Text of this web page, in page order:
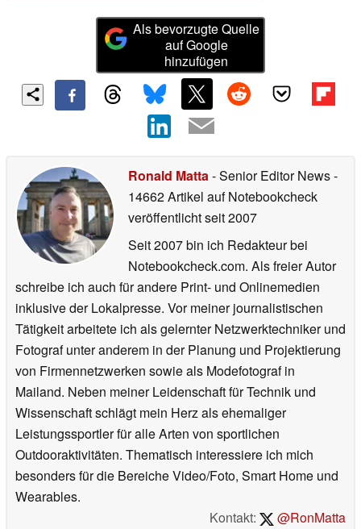
Als bevorzugte Quelle
auf Google
hinzufügen
Ronald Matta- Senior Editor News-
14662 Artikel auf Notebookcheck
veröffentlichtseit 2007
Seit 2007 bin ich Redakteur bei
Notebookcheck.com. Als freier Autor
schreibe ich auch für andere Print- und Onlinemedien
inklusive der Lokalpresse. Vor meiner journalistischen
Tätigkeit arbeitete ich als gelernter Netzwerktechniker und
Fotograf unter anderem in der Planung und Projektierung
von Firmennetzwerken sowie als Modefotograf in
Mailand. Neben meiner Leidenschaft für Technik und
Wissenschaft schlägt mein Herz als ehemaliger
Leistungssportler für alle Arten von sportlichen
Outdooraktivitäten. Thematisch interessiere ich mich
besonders für die Bereiche Video/Foto, Smart Home und
Wearables.
Kontakt:
@RonMatta